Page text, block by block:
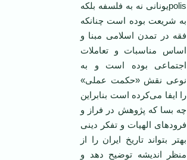
polisیونانی نه به فلسفه بلکه
به شریعت بوده است چنانکه
فقه در تمدن اسلامی مبنا و
اساس مناسبات و تعاملات
اجتماعی بوده است و به
نوعی نقش «حکمت عملی»
را ایفا می‌کرده است بنابراین
چه بسا که پژوهش در فراز و
فرودهای الهیات و تفکر دینی
بهتر بتواند تاریخ ایران را از
منظر اندیشه توضیح دهد و